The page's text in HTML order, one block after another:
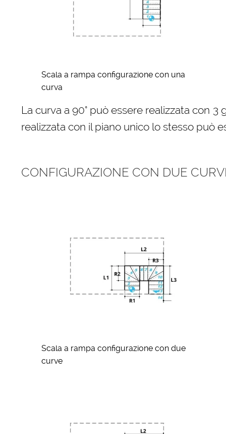
Scala a rampa configurazione con una
curva
La curva a 90° può essere realizzata con
realizzata con il piano unico lo stesso può
CONFIGURAZIONE CON DUE
Scala a rampa configurazione con due
curve